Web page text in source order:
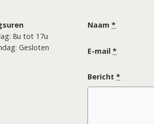
8u tot 17u
Gesloten
Naam *
E-mail *
Bericht *